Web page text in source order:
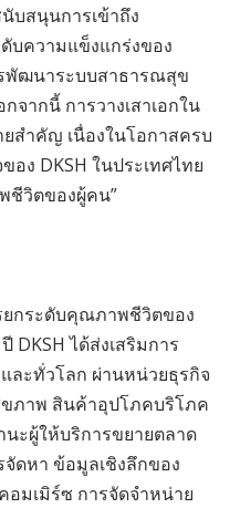
บสนุนการเข้าถึง
บความแข็งแกร่งของ
พัฒนาระบบสาธารณสุข
จากนี้ การวางเสาเอกใน
สำคัญ เนื่องในโอกาสครบ
อง DKSH ในประเทศไทย
ชีวิตของผู้คน”
ยกระดับคุณภาพชีวิตของ
DKSH ได้ส่งเสริมการ
ละทั่วโลก ผ่านหน่วยธุรกิจ
ภาพ สินค้าอุปโภคบริโภค
ะผู้ให้บริการขยายตลาด
ดหา ข้อมูลเชิงลึกของ
อมเมิร์ซ การจัดจำหน่าย